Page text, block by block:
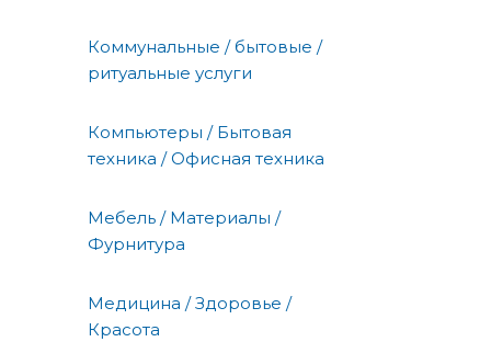
Коммунальные / бытовые /
ритуальные услуги
Компьютеры / Бытовая
техника / Офисная техника
Мебель / Материалы /
Фурнитура
Медицина / Здоровье /
Красота